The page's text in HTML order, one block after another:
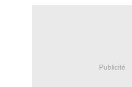
Publicité